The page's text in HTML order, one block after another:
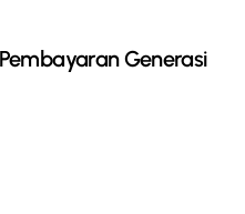
Generasi